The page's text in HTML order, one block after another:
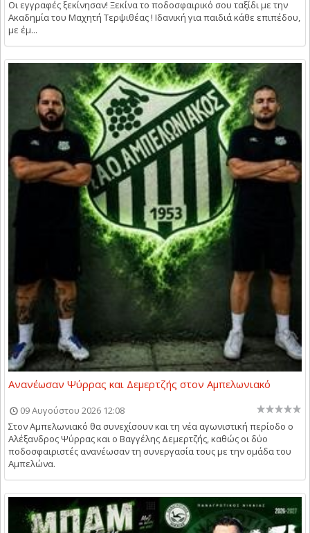
Οι εγγραφές ξεκίνησαν! Ξεκίνα το ποδοσφαιρικό σου ταξίδι με την
Ακαδημία του Μαχητή Τερψιθέας ! Ιδανική για παιδιά κάθε επιπέδου,
με έμ...
Ανανέωσαν Ψύρρας και Δεμερτζής στον Αμπελωνιακό
09 Αυγούστου 2026 12:08
Στον Αμπελωνιακό θα συνεχίσουν και τη νέα αγωνιστική περίοδο ο
Αλέξανδρος Ψύρρας και ο Βαγγέλης Δεμερτζής, καθώς οι δύο
ποδοσφαιριστές ανανέωσαν τη συνεργασία τους με την ομάδα του
Αμπελώνα.